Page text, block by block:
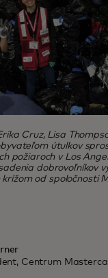
Cruz, Lisa
útulkov
požiaroch v Los
dobrovoľníkov
od spoločnosti
Centrum